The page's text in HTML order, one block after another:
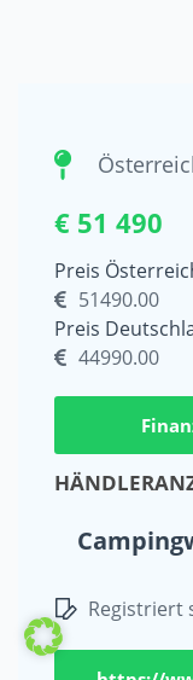
€ 51 490
Preis
51490.00
Preis
44990.00
Registriert